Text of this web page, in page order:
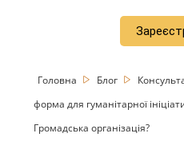
Головна Блог
форма для гуманітарної
Громадська організація?